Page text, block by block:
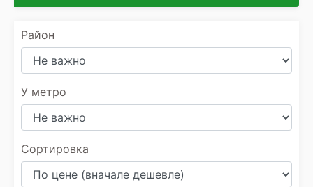
Район
У метро
Сортировка